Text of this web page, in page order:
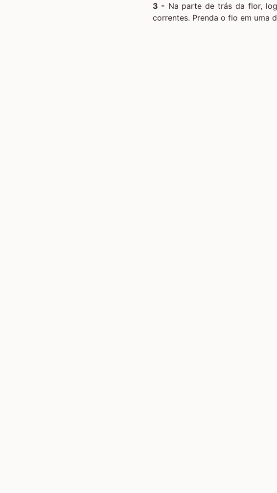
3 - Na parte de trás da flor,
correntes. Prenda o fio em uma